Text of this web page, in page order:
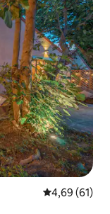
Gemiddelde
4,69 (61)